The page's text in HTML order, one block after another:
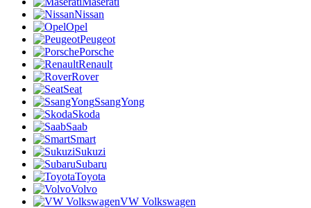
Nissan
Opel
Peugeot
Porsche
Renault
Rover
Seat
SsangYong
Skoda
Saab
Smart
Sukuzi
Subaru
Toyota
Volvo
VW Volkswagen